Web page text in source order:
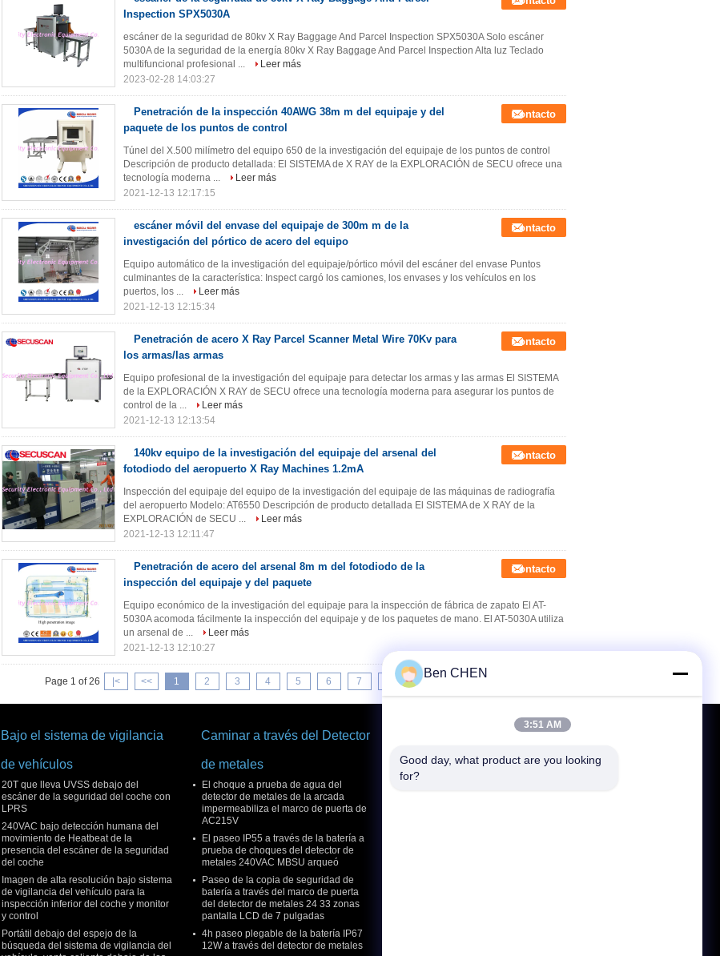
Inspection SPX5030A
escáner de la seguridad de 80kv X Ray Baggage And Parcel Inspection SPX5030A Solo escáner
5030A de la seguridad de la energía 80kv X Ray Baggage And Parcel Inspection Alta luz Teclado
multifuncional profesional ...
Leer más
2023-02-28 14:03:27
Penetración de la inspección 40AWG 38m m del equipaje y del
paquete de los puntos de control
Contacto
Túnel del X.500 milímetro del equipo 650 de la investigación del equipaje de los puntos de control
Descripción de producto detallada: El SISTEMA de X RAY de la EXPLORACIÓN de SECU ofrece una
tecnología moderna ...
Leer más
2021-12-13 12:17:15
escáner móvil del envase del equipaje de 300m m de la
investigación del pórtico de acero del equipo
Contacto
Equipo automático de la investigación del equipaje/pórtico móvil del escáner del envase Puntos
culminantes de la característica: Inspect cargó los camiones, los envases y los vehículos en los
puertos, los ...
Leer más
2021-12-13 12:15:34
Penetración de acero X Ray Parcel Scanner Metal Wire 70Kv para
los armas/las armas
Contacto
Equipo profesional de la investigación del equipaje para detectar los armas y las armas El SISTEMA
de la EXPLORACIÓN X RAY de SECU ofrece una tecnología moderna para asegurar los puntos de
control de la ...
Leer más
2021-12-13 12:13:54
140kv equipo de la investigación del equipaje del arsenal del
fotodiodo del aeropuerto X Ray Machines 1.2mA
Contacto
Inspección del equipaje del equipo de la investigación del equipaje de las máquinas de radiografía
del aeropuerto Modelo: AT6550 Descripción de producto detallada El SISTEMA de X RAY de la
EXPLORACIÓN de SECU ...
Leer más
2021-12-13 12:11:47
Penetración de acero del arsenal 8m m del fotodiodo de la
inspección del equipaje y del paquete
Contacto
Equipo económico de la investigación del equipaje para la inspección de fábrica de zapato El AT-
5030A acomoda fácilmente la inspección del equipaje y de los paquetes de mano. El AT-5030A utiliza
un arsenal de ...
Leer más
2021-12-13 12:10:27
Page 1 of 26 |< << 1 2 3 4 5 6 7 9
Bajo el sistema de vigilancia
de vehículos
20T que lleva UVSS debajo del
escáner de la seguridad del coche con
LPRS
240VAC bajo detección humana del
movimiento de Heatbeat de la
presencia del escáner de la seguridad
del coche
Imagen de alta resolución bajo sistema
de vigilancia del vehículo para la
inspección inferior del coche y monitor
y control
Portátil debajo del espejo de la
búsqueda del sistema de vigilancia del
Caminar a través del Detector
de metales
El choque a prueba de agua del
detector de metales de la arcada
impermeabiliza el marco de puerta de
AC215V
El paseo IP55 a través de la batería a
prueba de choques del detector de
metales 240VAC MBSU arqueó
Paseo de la copia de seguridad de
batería a través del marco de puerta
del detector de metales 24 33 zonas
pantalla LCD de 7 pulgadas
4h paseo plegable de la batería IP67
12W a través del detector de metales
Solicitar una cotización
Envíe
Ben CHEN
3:51 AM
Good day, what product are you looking
for?